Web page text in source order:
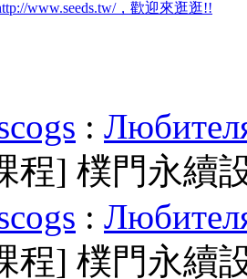
www.seeds.tw/，歡迎來逛逛!!
:
程] 樸門永續
:
程] 樸門永續